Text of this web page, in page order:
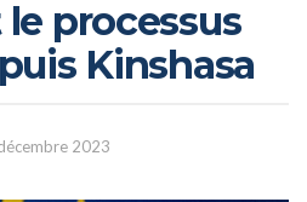
processus
Kinshasa
2023